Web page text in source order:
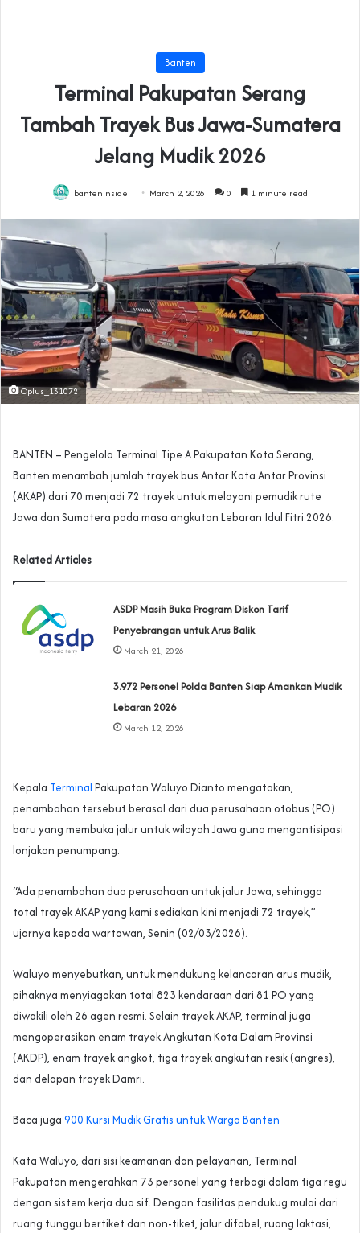
Banten
Terminal Pakupatan Serang
Tambah Trayek Bus Jawa-Sumatera
Jelang Mudik 2026
banteninside March 2, 2026 0 1 minute read
Oplus_131072
BANTEN – Pengelola Terminal Tipe A Pakupatan Kota Serang,
Banten menambah jumlah trayek bus Antar Kota Antar Provinsi
(AKAP) dari 70 menjadi 72 trayek untuk melayani pemudik rute
Jawa dan Sumatera pada masa angkutan Lebaran Idul Fitri 2026.
Related Articles
ASDP Masih Buka Program Diskon Tarif
Penyebrangan untuk Arus Balik
March 21, 2026
3.972 Personel Polda Banten Siap Amankan Mudik
Lebaran 2026
March 12, 2026
Kepala Terminal Pakupatan Waluyo Dianto mengatakan,
penambahan tersebut berasal dari dua perusahaan otobus (PO)
baru yang membuka jalur untuk wilayah Jawa guna mengantisipasi
lonjakan penumpang.
“Ada penambahan dua perusahaan untuk jalur Jawa, sehingga
total trayek AKAP yang kami sediakan kini menjadi 72 trayek,”
ujarnya kepada wartawan, Senin (02/03/2026).
Waluyo menyebutkan, untuk mendukung kelancaran arus mudik,
pihaknya menyiagakan total 823 kendaraan dari 81 PO yang
diwakili oleh 26 agen resmi. Selain trayek AKAP, terminal juga
mengoperasikan enam trayek Angkutan Kota Dalam Provinsi
(AKDP), enam trayek angkot, tiga trayek angkutan resik (angres),
dan delapan trayek Damri.
Baca juga 900 Kursi Mudik Gratis untuk Warga Banten
Kata Waluyo, dari sisi keamanan dan pelayanan, Terminal
Pakupatan mengerahkan 73 personel yang terbagi dalam tiga regu
dengan sistem kerja dua sif. Dengan fasilitas pendukug mulai dari
ruang tunggu bertiket dan non-tiket, jalur difabel, ruang laktasi,